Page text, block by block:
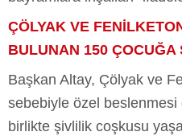
ÇÖLYAK VE
BULUNAN 150 ÇOCUĞA
Başkan Altay, Çölyak ve
sebebiyle özel beslenmesi
birlikte şivlilik coşkusu